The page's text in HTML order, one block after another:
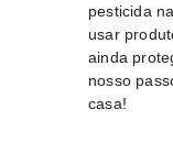
pesticida
usar
ainda
nosso
casa!